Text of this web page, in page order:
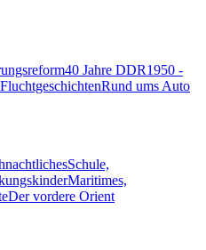
40 Jahre DDR1950 -
FluchtgeschichtenRund ums Auto
Schule,
Maritimes,
Der vordere Orient